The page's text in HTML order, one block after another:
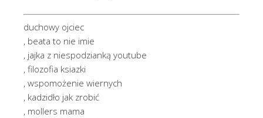
duchowy ojciec
, beata to nie imie
, jajka z niespodzianką youtube
, filozofia ksiazki
, wspomożenie wiernych
, kadzidło jak zrobić
, mollers mama